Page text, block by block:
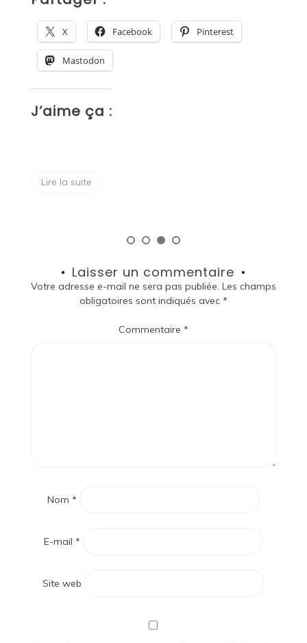
X Facebook Pinterest
Mastodon
J’aime ça :
Lire la suite
Laisser un commentaire
Votre adresse e-mail ne sera pas publiée. Les champs
obligatoires sont indiqués avec *
Commentaire *
Nom *
E-mail *
Site web